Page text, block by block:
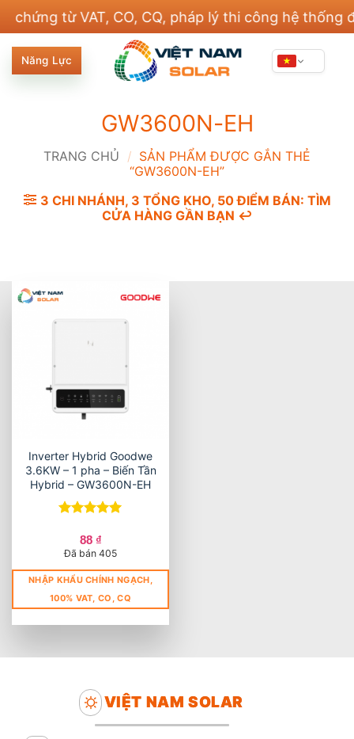
nội
dung
từ VAT, CO, CQ, pháp lý thi công hệ thống điện
Năng Lực
GW3600N-EH
TRANG CHỦ / SẢN PHẨM ĐƯỢC GẮN THẺ
“GW3600N-EH”
3 CHI NHÁNH, 3 TỔNG KHO, 50 ĐIỂM BÁN: TÌM
CỬA HÀNG GẦN BẠN ↩️
Inverter Hybrid Goodwe
3.6KW – 1 pha – Biến Tần
Hybrid – GW3600N-EH
hạng5 5
sao
88 ₫
Đã bán 405
NHẬP KHẨU CHÍNH NGẠCH,
100% VAT, CO, CQ
VIỆT NAM SOLAR